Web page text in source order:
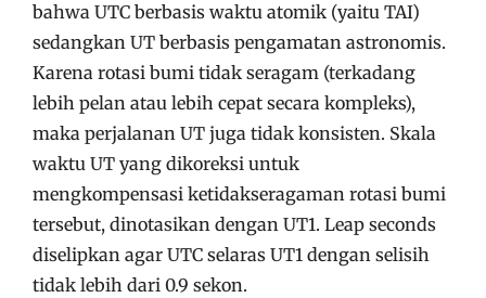
bahwa UTC berbasis waktu atomik (yaitu TAI)
sedangkan UT berbasis pengamatan astronomis.
Karena rotasi bumi tidak seragam (terkadang
lebih pelan atau lebih cepat secara kompleks),
maka perjalanan UT juga tidak konsisten. Skala
waktu UT yang dikoreksi untuk
mengkompensasi ketidakseragaman rotasi bumi
tersebut, dinotasikan dengan UT1. Leap seconds
diselipkan agar UTC selaras UT1 dengan selisih
tidak lebih dari 0.9 sekon.